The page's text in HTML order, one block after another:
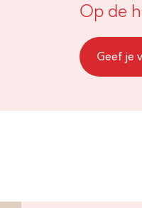
Op de
Geef je